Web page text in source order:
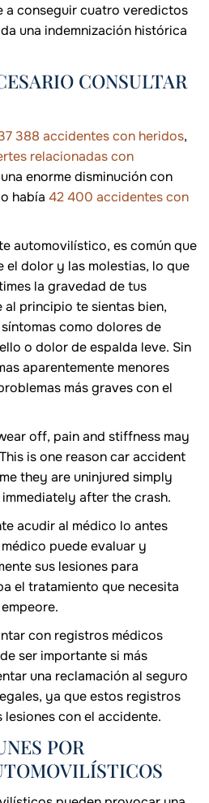
a conseguir cuatro veredictos
una indemnización histórica
CONSULTAR
388 accidentes con heridos,
relacionadas con
enorme disminución con
había 42 400 accidentes con
automovilístico, es común que
el dolor y las molestias, lo que
la gravedad de tus
al principio te sientas bien,
como dolores de
o dolor de espalda leve. Sin
aparentemente menores
más graves con el
off, pain and stiffness may
is one reason car accident
they are uninjured simply
after the crash.
acudir al médico lo antes
puede evaluar y
sus lesiones para
el tratamiento que necesita
con registros médicos
ser importante si más
una reclamación al seguro
ya que estos registros
lesiones con el accidente.
POR